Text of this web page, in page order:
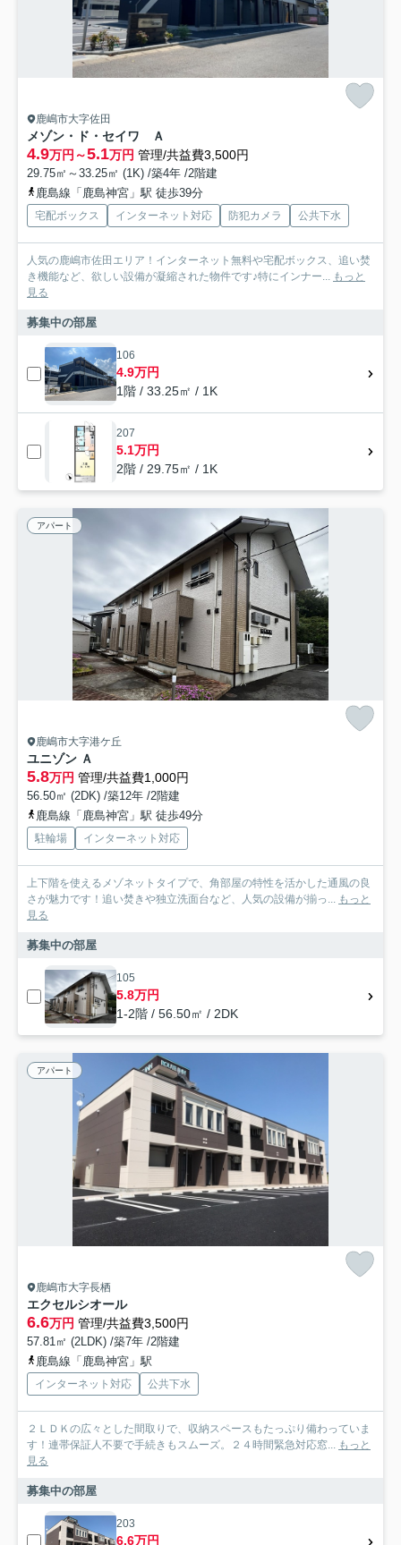
鹿嶋市大字佐田
メゾン・ド・セイワ Ａ
4.9万円～5.1万円 管理/共益費3,500円
29.75㎡～33.25㎡ (1K) /築4年 /2階建
鹿島線「鹿島神宮」駅 徒歩39分
宅配ボックス インターネット対応 防犯カメラ 公共下水
人気の鹿嶋市佐田エリア！インターネット無料や宅配ボックス、追い焚
き機能など、欲しい設備が凝縮された物件です♪特にインナー... もっと
見る
募集中の部屋
106
4.9万円
1階 / 33.25㎡ / 1K
207
5.1万円
2階 / 29.75㎡ / 1K
アパート
鹿嶋市大字港ケ丘
ユニゾン Ａ
5.8万円 管理/共益費1,000円
56.50㎡ (2DK) /築12年 /2階建
鹿島線「鹿島神宮」駅 徒歩49分
駐輪場 インターネット対応
上下階を使えるメゾネットタイプで、角部屋の特性を活かした通風の良
さが魅力です！追い焚きや独立洗面台など、人気の設備が揃っ... もっと
見る
募集中の部屋
105
5.8万円
1-2階 / 56.50㎡ / 2DK
アパート
鹿嶋市大字長栖
エクセルシオール
6.6万円 管理/共益費3,500円
57.81㎡ (2LDK) /築7年 /2階建
鹿島線「鹿島神宮」駅
インターネット対応 公共下水
２ＬＤＫの広々とした間取りで、収納スペースもたっぷり備わっていま
す！連帯保証人不要で手続きもスムーズ。２４時間緊急対応窓...
もっと
見る
募集中の部屋
203
6.6万円